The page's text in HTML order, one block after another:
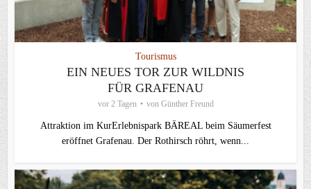
Tourismus
EIN NEUES TOR ZUR WILDNIS
FÜR GRAFENAU
vor 2 Tagen von Günther Freund
Attraktion im KurErlebnispark BÄREAL beim Säumerfest
eröffnet Grafenau. Der Rothirsch röhrt, wenn...